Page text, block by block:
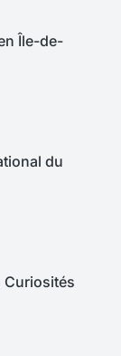
Île-de-
du
Curiosités